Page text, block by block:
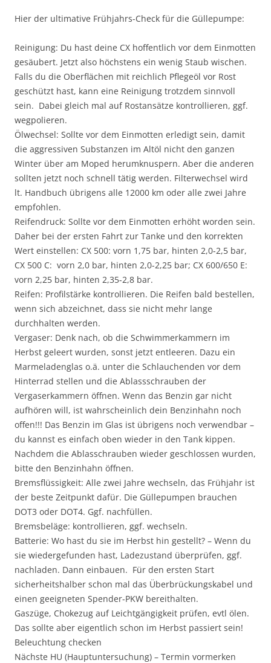
Hier der ultimative Frühjahrs-Check für die Güllepumpe:
Reinigung: Du hast deine CX hoffentlich vor dem Einmotten
gesäubert. Jetzt also höchstens ein wenig Staub wischen.
Falls du die Oberflächen mit reichlich Pflegeöl vor Rost
geschützt hast, kann eine Reinigung trotzdem sinnvoll
sein. Dabei gleich mal auf Rostansätze kontrollieren, ggf.
wegpolieren.
Ölwechsel: Sollte vor dem Einmotten erledigt sein, damit
die aggressiven Substanzen im Altöl nicht den ganzen
Winter über am Moped herumknuspern. Aber die anderen
sollten jetzt noch schnell tätig werden. Filterwechsel wird
lt. Handbuch übrigens alle 12000 km oder alle zwei Jahre
empfohlen.
Reifendruck: Sollte vor dem Einmotten erhöht worden sein.
Daher bei der ersten Fahrt zur Tanke und den korrekten
Wert einstellen: CX 500: vorn 1,75 bar, hinten 2,0-2,5 bar,
CX 500 C: vorn 2,0 bar, hinten 2,0-2,25 bar; CX 600/650 E:
vorn 2,25 bar, hinten 2,35-2,8 bar.
Reifen: Profilstärke kontrollieren. Die Reifen bald bestellen,
wenn sich abzeichnet, dass sie nicht mehr lange
durchhalten werden.
Vergaser: Denk nach, ob die Schwimmerkammern im
Herbst geleert wurden, sonst jetzt entleeren. Dazu ein
Marmeladenglas o.ä. unter die Schlauchenden vor dem
Hinterrad stellen und die Ablassschrauben der
Vergaserkammern öffnen. Wenn das Benzin gar nicht
aufhören will, ist wahrscheinlich dein Benzinhahn noch
offen!!! Das Benzin im Glas ist übrigens noch verwendbar –
du kannst es einfach oben wieder in den Tank kippen.
Nachdem die Ablasschrauben wieder geschlossen wurden,
bitte den Benzinhahn öffnen.
Bremsflüssigkeit: Alle zwei Jahre wechseln, das Frühjahr ist
der beste Zeitpunkt dafür. Die Güllepumpen brauchen
DOT3 oder DOT4. Ggf. nachfüllen.
Bremsbeläge: kontrollieren, ggf. wechseln.
Batterie: Wo hast du sie im Herbst hin gestellt? – Wenn du
sie wiedergefunden hast, Ladezustand überprüfen, ggf.
nachladen. Dann einbauen. Für den ersten Start
sicherheitshalber schon mal das Überbrückungskabel und
einen geeigneten Spender-PKW bereithalten.
Gaszüge, Chokezug auf Leichtgängigkeit prüfen, evtl ölen.
Das sollte aber eigentlich schon im Herbst passiert sein!
Beleuchtung checken
Nächste HU (Hauptuntersuchung) – Termin vormerken